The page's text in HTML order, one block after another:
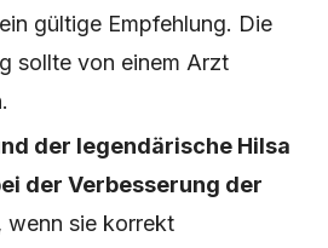
gültige Empfehlung. Die
sollte von einem Arzt
der legendärische Hilsa
der Verbesserung der
wenn sie korrekt